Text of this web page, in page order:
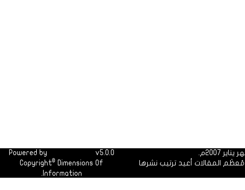
المقالات أعيد ترتيب نشرها
Powered by
v5.0.0
Copyright© Dimensions Of
Information.